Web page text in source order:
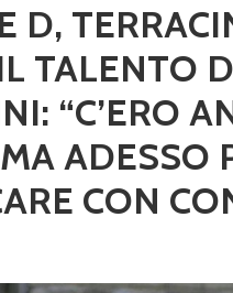
D,
TALENTO
“C’ERO
ADESSO
CON